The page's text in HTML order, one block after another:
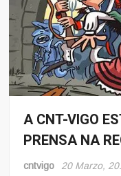
Eventos
A CNT-VIGO
PRENSA NA
cntvigo 20 Marzo,